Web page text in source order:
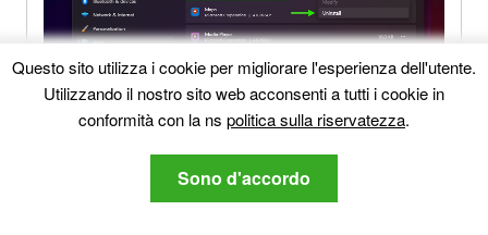
Seguire i passaggi di disinstallazione fino a
Questo sito utilizza i cookie per migliorare l'esperienza dell'utente.
Utilizzando il nostro sito web acconsenti a tutti i cookie in
conformità con la ns politica sulla riservatezza.
Sono d'accordo